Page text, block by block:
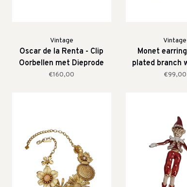
Vintage
Oscar de la Renta - Clip
Oorbellen met Dieprode
Kristallen
€160,00
Vintage
Monet
plated branch
pearls
€99,00